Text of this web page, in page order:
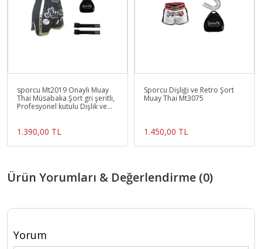
sporcu Mt2019 Onaylı Muay
Thai Müsabaka Şort gri şeritli,
Profesyonel kutulu Dişlik ve
1.390,00 TL
Sporcu Dişliği ve Retro Şort
Muay Thai Mt3075
1.450,00 TL
Ürün Yorumları & Değerlendirme (0)
Yorum